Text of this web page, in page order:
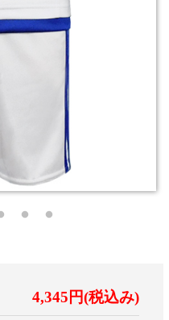
4,345円(税込み)